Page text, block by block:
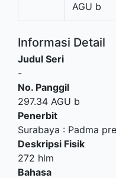
AGU b
Informasi Detail
Judul Seri
-
No. Panggil
297.34 AGU b
Penerbit
Surabaya : Padma
Deskripsi Fisik
272 hlm
Bahasa